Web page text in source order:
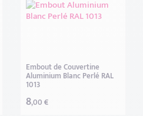
Embout de Couvertine
Aluminium Blanc Perlé RAL
1013
8,00 €